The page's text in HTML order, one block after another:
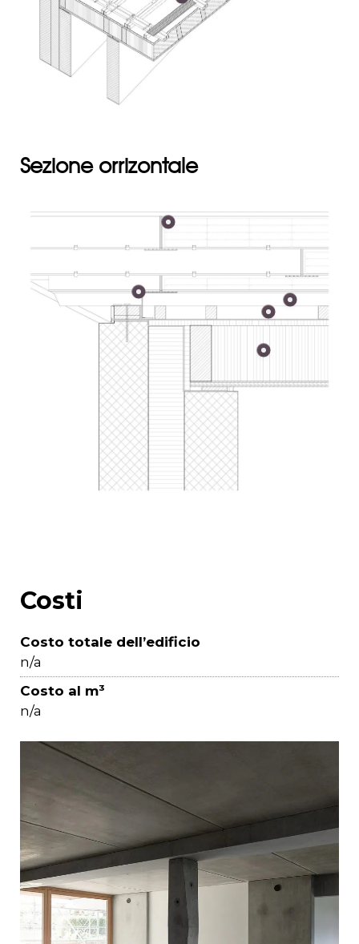
Sezione orrizontale
Costi
Costo totale dell’edificio
n/a
Costo al m³
n/a